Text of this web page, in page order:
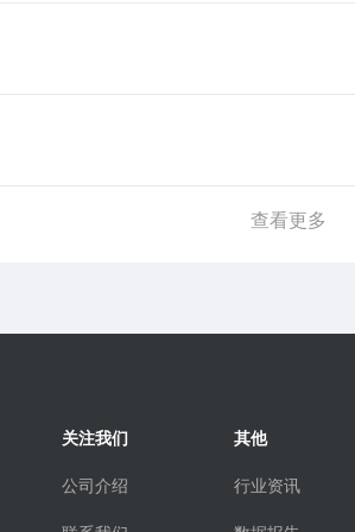
查看更多
关注我们
公司介绍
其他
行业资讯